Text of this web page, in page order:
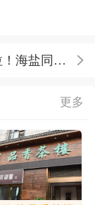
海盐同城
更多